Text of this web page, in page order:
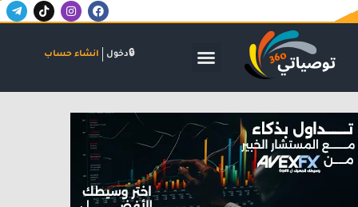
F
a
b
I
n
a
m
T
i
T
e
-
دخول انشاء حساب